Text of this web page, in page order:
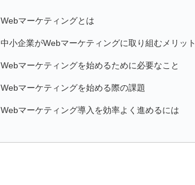
Webマーケティングとは
中小企業がWebマーケティングに取り組むメリット
Webマーケティングを始めるために必要なこと
Webマーケティングを始める際の課題
Webマーケティング導入を効率よく進めるには